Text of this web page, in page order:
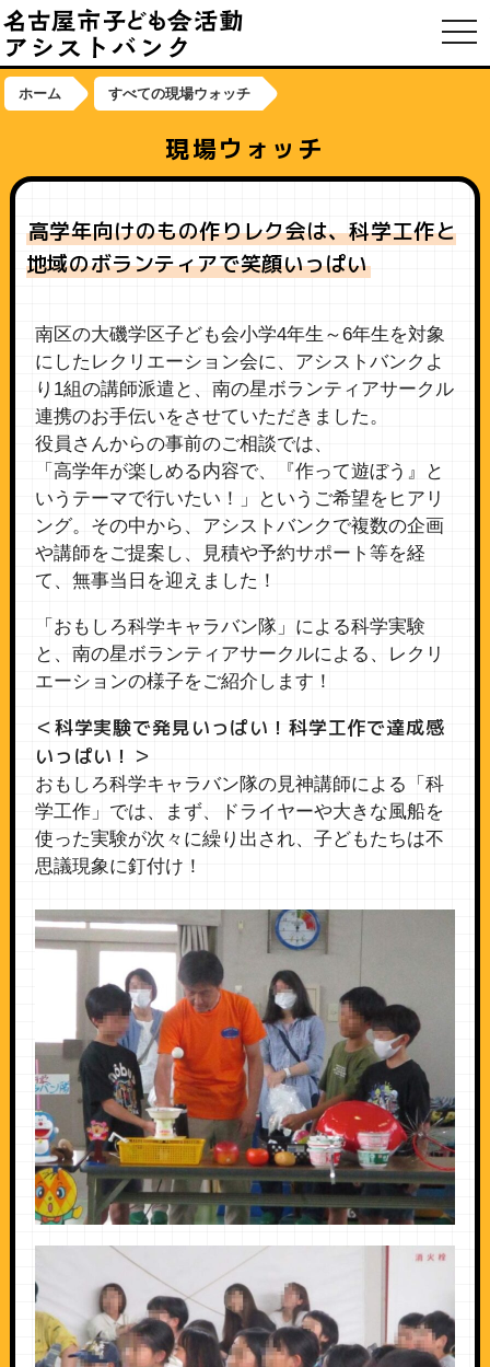
ホーム すべての現場ウォッチ
現場ウォッチ
高学年向けのもの作りレク会は、科学工作と
地域のボランティアで笑顔いっぱい
南区の大磯学区子ども会小学4年生～6年生を対象
にしたレクリエーション会に、アシストバンクよ
り1組の講師派遣と、南の星ボランティアサークル
連携のお手伝いをさせていただきました。
役員さんからの事前のご相談では、
「高学年が楽しめる内容で、『作って遊ぼう』と
いうテーマで行いたい！」というご希望をヒアリ
ング。その中から、アシストバンクで複数の企画
や講師をご提案し、見積や予約サポート等を経
て、無事当日を迎えました！
「おもしろ科学キャラバン隊」による科学実験
と、南の星ボランティアサークルによる、レクリ
エーションの様子をご紹介します！
＜科学実験で発見いっぱい！科学工作で達成感
いっぱい！＞
おもしろ科学キャラバン隊の見神講師による「科
学工作」では、まず、ドライヤーや大きな風船を
使った実験が次々に繰り出され、子どもたちは不
思議現象に釘付け！